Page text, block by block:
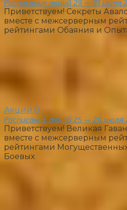
Расписание акций 29 — 31 июля
Приветствуем! Секреты
вместе с межсерверным
рейтингами Обаяния и
Акции 0
Расписание акций 25 — 28 июля
Приветствуем! Великая
вместе с межсерверным
рейтингами
Боевых